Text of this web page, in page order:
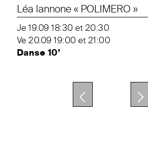
Léa Iannone « POLIMERO »
Je 19.09 18:30 et 20:30
Ve 20.09 19:00 et 21:00
Danse 10’